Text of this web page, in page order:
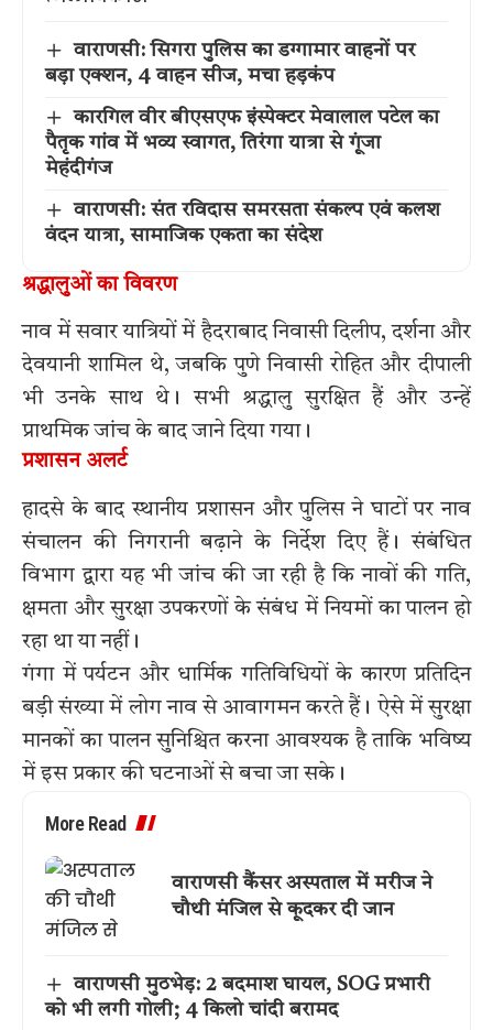
वाराणसी: सिगरा पुलिस का डग्गामार वाहनों पर
बड़ा एक्शन, 4 वाहन सीज, मचा हड़कंप
कारगिल वीर बीएसएफ इंस्पेक्टर मेवालाल पटेल का
पैतृक गांव में भव्य स्वागत, तिरंगा यात्रा से गूंजा
मेहंदीगंज
वाराणसी: संत रविदास समरसता संकल्प एवं कलश
वंदन यात्रा, सामाजिक एकता का संदेश
श्रद्धालुओं का विवरण
नाव में सवार यात्रियों में हैदराबाद निवासी दिलीप, दर्शना और
देवयानी शामिल थे, जबकि पुणे निवासी रोहित और दीपाली
भी उनके साथ थे। सभी श्रद्धालु सुरक्षित हैं और उन्हें
प्राथमिक जांच के बाद जाने दिया गया।
प्रशासन अलर्ट
हादसे के बाद स्थानीय प्रशासन और पुलिस ने घाटों पर नाव
संचालन की निगरानी बढ़ाने के निर्देश दिए हैं। संबंधित
विभाग द्वारा यह भी जांच की जा रही है कि नावों की गति,
क्षमता और सुरक्षा उपकरणों के संबंध में नियमों का पालन हो
रहा था या नहीं।
गंगा में पर्यटन और धार्मिक गतिविधियों के कारण प्रतिदिन
बड़ी संख्या में लोग नाव से आवागमन करते हैं। ऐसे में सुरक्षा
मानकों का पालन सुनिश्चित करना आवश्यक है ताकि भविष्य
में इस प्रकार की घटनाओं से बचा जा सके।
More Read
वाराणसी कैंसर अस्पताल में मरीज ने
चौथी मंजिल से कूदकर दी जान
वाराणसी मुठभेड़: 2 बदमाश घायल, SOG प्रभारी
को भी लगी गोली; 4 किलो चांदी बरामद